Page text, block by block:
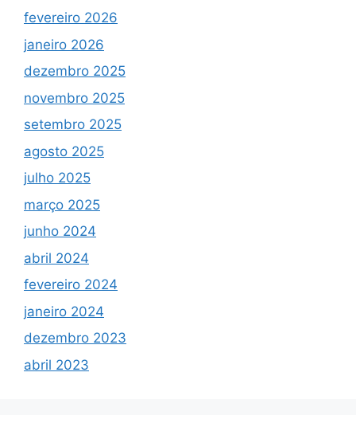
fevereiro 2026
janeiro 2026
dezembro 2025
novembro 2025
setembro 2025
agosto 2025
julho 2025
março 2025
junho 2024
abril 2024
fevereiro 2024
janeiro 2024
dezembro 2023
abril 2023